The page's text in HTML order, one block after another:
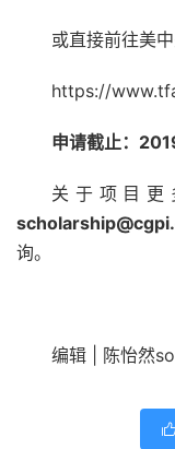
或直接前往美
https://
申请截止：
关于项目
询。
编辑 | 陈怡然
